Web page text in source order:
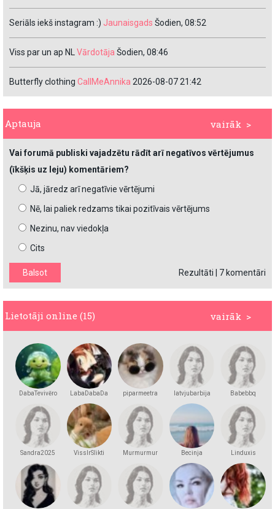
Seriāls iekš instagram :) Jaunaisgads Šodien, 08:52
Viss par un ap NLVārdotāja Šodien, 08:46
Butterfly clothing CallMeAnnika 2026-08-07 21:42
vairāk >
Aptauja
Vai forumā publiski vajadzētu rādīt arī negatīvos vērtējumus
(īkšķis uz leju) komentāriem?
Jā, jāredz arī negatīvie vērtējumi
Nē, lai paliek redzams tikai pozitīvais vērtējums
Nezinu, nav viedokļa
Cits
Rezultāti 7 komentāri
vairāk >
Lietotāji online (15)
DabaTevivēro LabaDabaDa piparmeetra latvjubarbija Babebbq
Sandra2025 VissIrSlikti Murmurmur Becinja Linduxis